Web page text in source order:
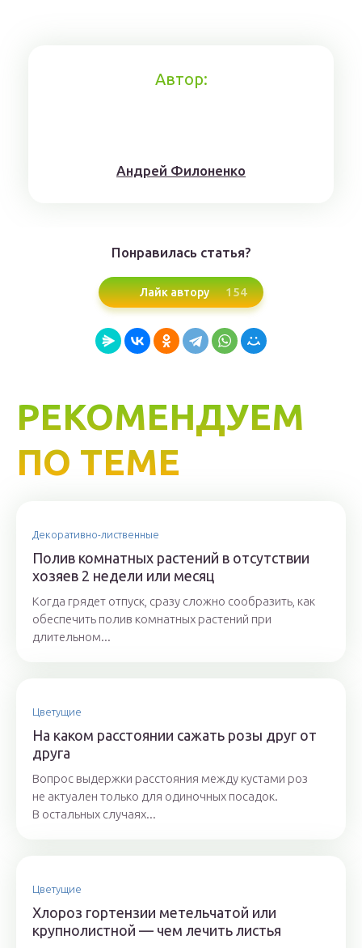
Автор:
Aндрeй Филoнeнкo
Понравилась статья?
Лайк автору 154
РЕКОМЕНДУЕМ
ПО ТЕМЕ
Декоративно-лиственные
Полив комнатных растений в отсутствии
хозяев 2 недели или месяц
Когда грядет отпуск, сразу сложно сообразить, как
обеспечить полив комнатных растений при
длительном...
Цветущие
На каком расстоянии сажать розы друг от
друга
Вопрос выдержки расстояния между кустами роз
не актуален только для одиночных посадок.
В остальных случаях...
Цветущие
Хлороз гортензии метельчатой или
крупнолистной — чем лечить листья